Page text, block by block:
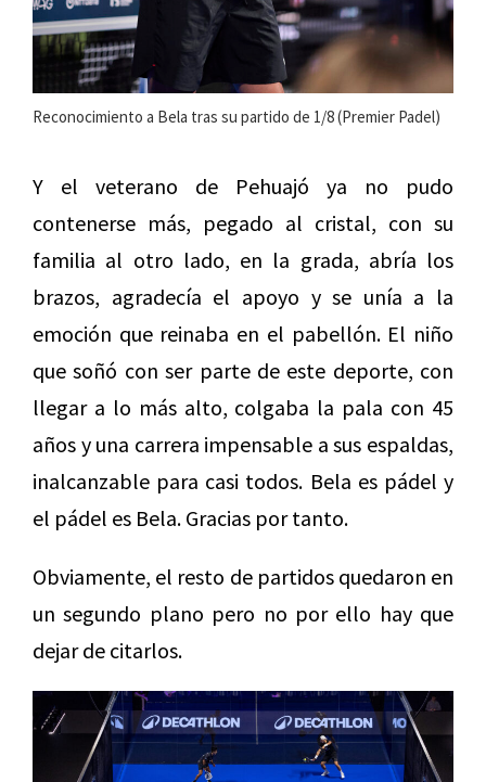
Reconocimiento a Bela tras su partido de 1/8 (Premier Padel)
Y el veterano de Pehuajó ya no pudo
contenerse más, pegado al cristal, con su
familia al otro lado, en la grada, abría los
brazos, agradecía el apoyo y se unía a la
emoción que reinaba en el pabellón. El niño
que soñó con ser parte de este deporte, con
llegar a lo más alto, colgaba la pala con 45
años y una carrera impensable a sus espaldas,
inalcanzable para casi todos. Bela es pádel y
el pádel es Bela. Gracias por tanto.
Obviamente, el resto de partidos quedaron en
un segundo plano pero no por ello hay que
dejar de citarlos.